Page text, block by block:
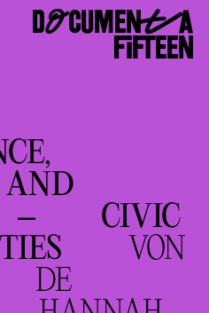
DOCUMENTA
FIFTEEN
– CIVIC
VON
DE